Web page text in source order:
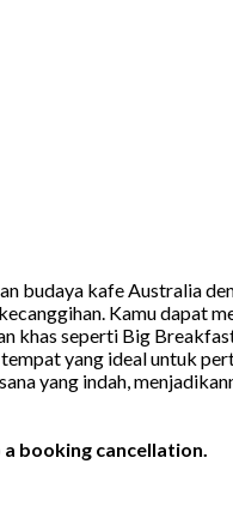
budaya kafe Australia
Kamu dapat
khas seperti Big
yang ideal untuk
yang indah,
booking cancellation.